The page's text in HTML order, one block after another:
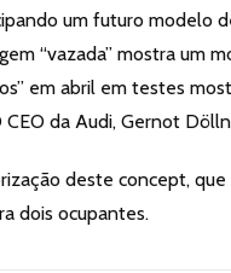
um futuro modelo
“vazada” mostra um
em abril em testes
CEO da Audi, Gernot
deste concept,
dois ocupantes.